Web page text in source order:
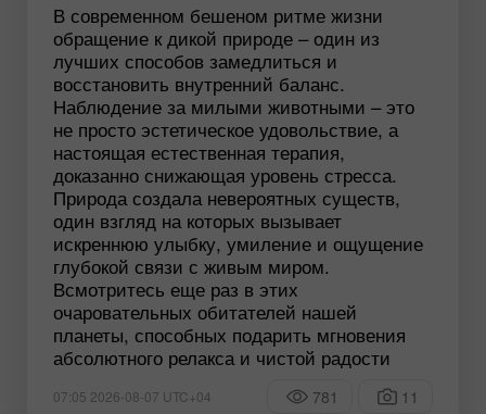
В современном бешеном ритме жизни
обращение к дикой природе – один из
лучших способов замедлиться и
восстановить внутренний баланс.
Наблюдение за милыми животными – это
не просто эстетическое удовольствие, а
настоящая естественная терапия,
доказанно снижающая уровень стресса.
Природа создала невероятных существ,
один взгляд на которых вызывает
искреннюю улыбку, умиление и ощущение
глубокой связи с живым миром.
Всмотритесь еще раз в этих
очаровательных обитателей нашей
планеты, способных подарить мгновения
абсолютного релакса и чистой радости
07:05 2026-08-07 UTC+04 781 11